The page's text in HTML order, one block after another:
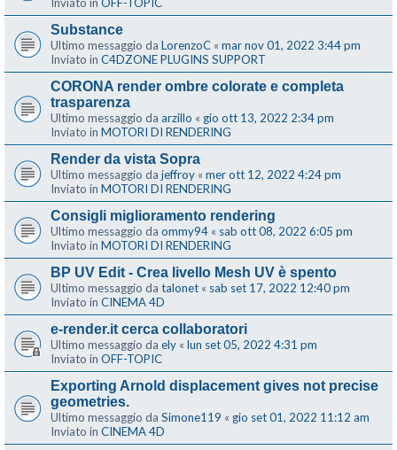
Substance
Ultimo messaggio da LorenzoC « mar nov 01, 2022 3:44 pm
Inviato in C4DZONE PLUGINS SUPPORT
CORONA render ombre colorate e completa
trasparenza
Ultimo messaggio da arzillo « gio ott 13, 2022 2:34 pm
Inviato in MOTORI DI RENDERING
Render da vista Sopra
Ultimo messaggio da jeffroy « mer ott 12, 2022 4:24 pm
Inviato in MOTORI DI RENDERING
Consigli miglioramento rendering
Ultimo messaggio da ommy94 « sab ott 08, 2022 6:05 pm
Inviato in MOTORI DI RENDERING
BP UV Edit - Crea livello Mesh UV è spento
Ultimo messaggio da talonet « sab set 17, 2022 12:40 pm
Inviato in CINEMA 4D
e-render.it cerca collaboratori
Ultimo messaggio da ely « lun set 05, 2022 4:31 pm
Inviato in OFF-TOPIC
Exporting Arnold displacement gives not precise
geometries.
Ultimo messaggio da Simone119 « gio set 01, 2022 11:12 am
Inviato in CINEMA 4D